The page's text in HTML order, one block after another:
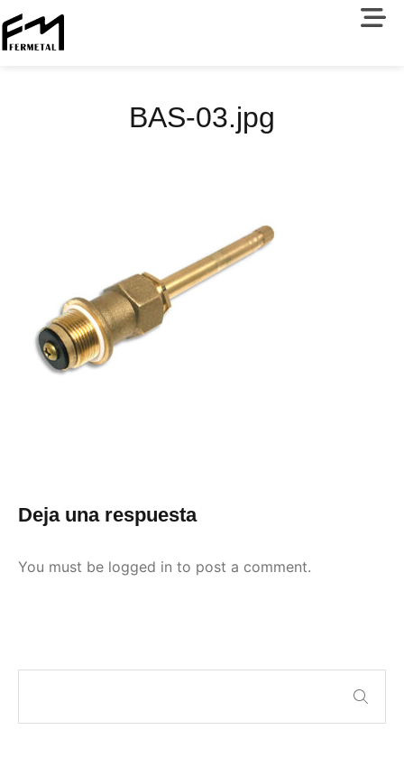
BAS-03.jpg
Deja una respuesta
You must be logged in to post a comment.